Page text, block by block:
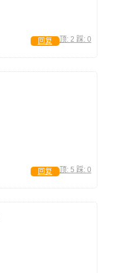
顶: 2 踩: 0
回复
顶: 5 踩: 0
回复